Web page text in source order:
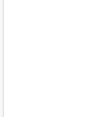
ferry gratuit offrant des